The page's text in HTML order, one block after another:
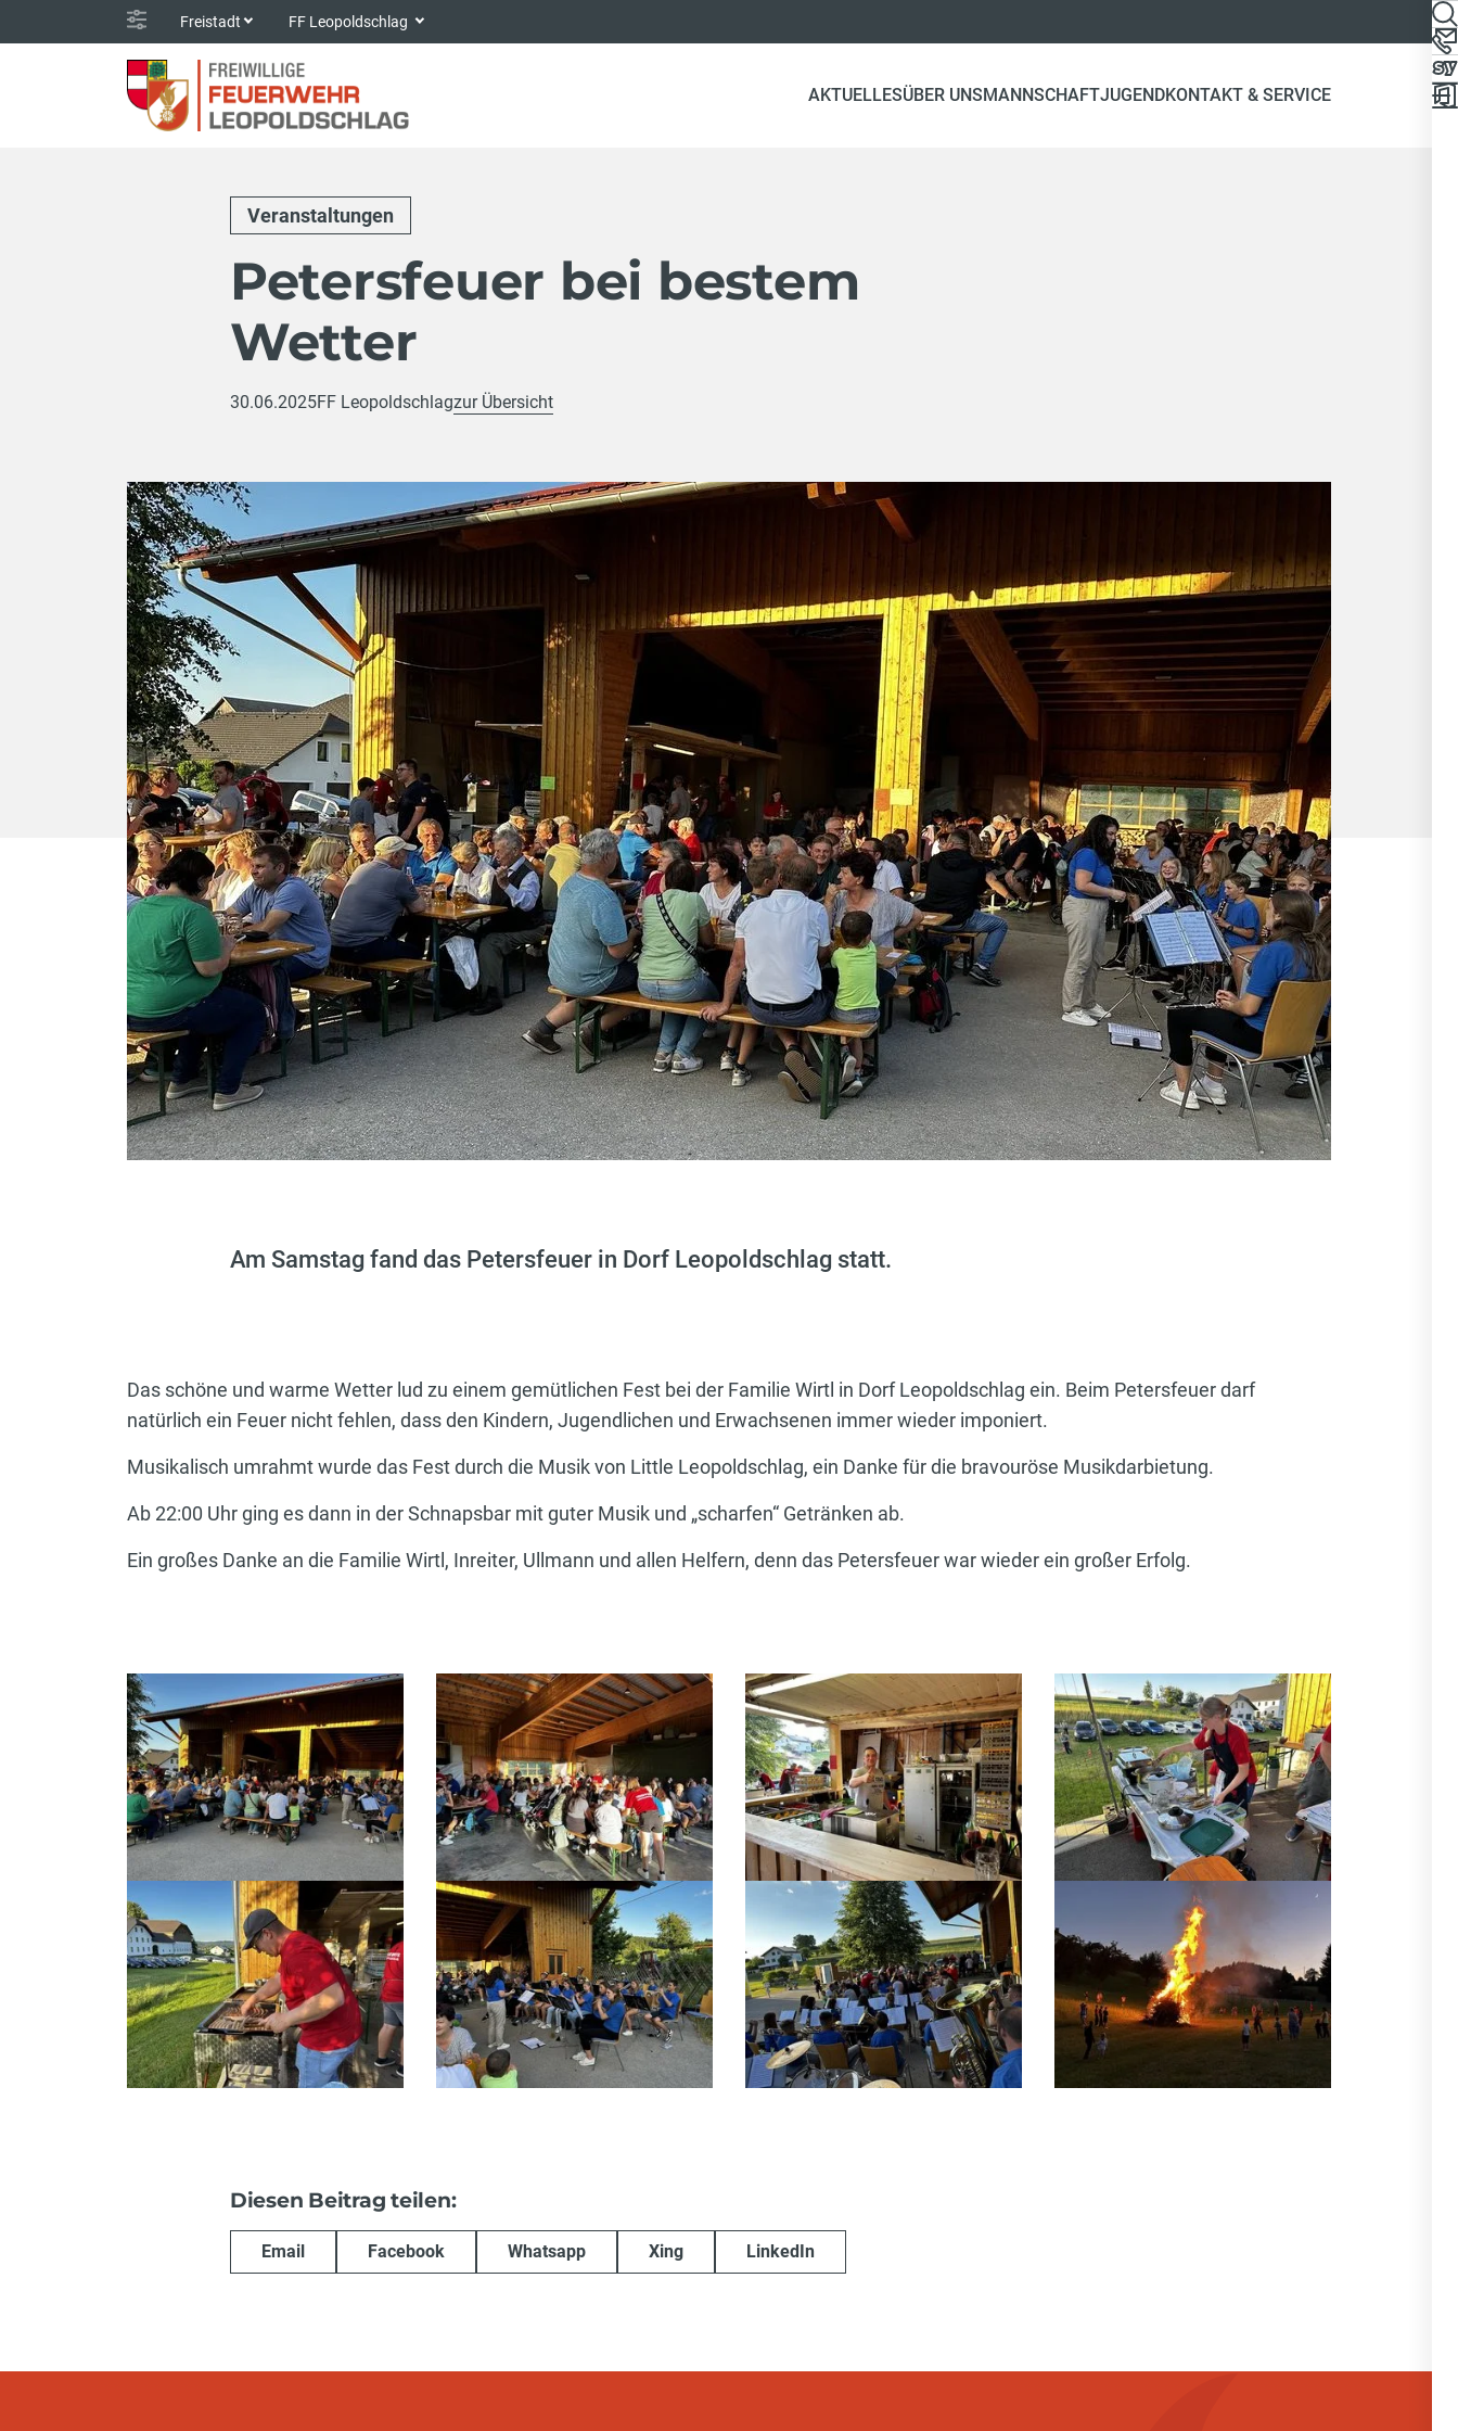
Freistadt FF Leopoldschlag
AKTUELLESÜBER UNSMANNSCHAFTJUGENDKONTAKT & SERVICE
Veranstaltungen
Petersfeuer bei bestem
Wetter
30.06.2025FF Leopoldschlagzur Übersicht
Am Samstag fand das Petersfeuer in Dorf Leopoldschlag statt.
Das schöne und warme Wetter lud zu einem gemütlichen Fest bei der Familie Wirtl in Dorf Leopoldschlag ein. Beim Petersfeuer darf
natürlich ein Feuer nicht fehlen, dass den Kindern, Jugendlichen und Erwachsenen immer wieder imponiert.
Musikalisch umrahmt wurde das Fest durch die Musik von Little Leopoldschlag, ein Danke für die bravouröse Musikdarbietung.
Ab 22:00 Uhr ging es dann in der Schnapsbar mit guter Musik und „scharfen“ Getränken ab.
Ein großes Danke an die Familie Wirtl, Inreiter, Ullmann und allen Helfern, denn das Petersfeuer war wieder ein großer Erfolg.
Diesen Beitrag teilen:
Email Facebook Whatsapp Xing LinkedIn